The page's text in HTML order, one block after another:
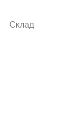
Склад